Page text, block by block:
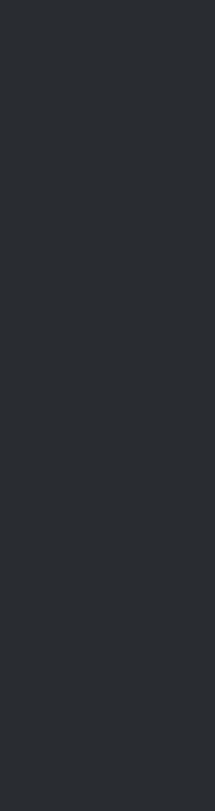
war knapp, aber die Ratinger Ice
in
schossen zwei Tore.
Hälfte bauten wir unsere Führung aus
Die Ratinger Ice Aliens schossen nur
traf
von
traf nach
Aliens trafen durch
nach einem
auf das Ergebnis, aber wir haben auch
Tore geschossen und uns nicht
erzielt. Wir haben auch gut verteidigt
Wir gratulieren den Ratinger Ice Aliens
den Zuschauern und unserem
auf das nächste Spiel und werden
EG / EV DUISBURG
hat am Sonntag, den 03.12.23, in der
gegen den TuS Wiehl gespielt. Es war
haben.
war spannend, aber wir dominierten
nur ein Tor.
eröffnete den
wir nach mit Toren von
Hälfte schossen wir drei weitere Tore,
(zweimal) trafen
der TuS Wiehl schoss auch zwei
beirren und sicherten uns den Sieg.